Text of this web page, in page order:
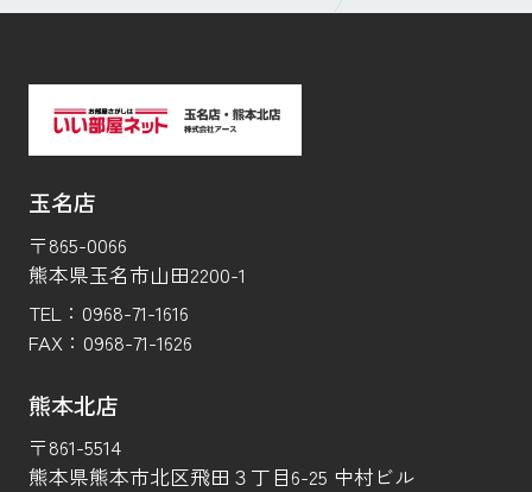
玉名店
〒865-0066
熊本県玉名市山田2200-1
TEL： 0968-71-1616
FAX： 0968-71-1626
熊本北店
〒861-5514
熊本県熊本市北区飛田３丁目6-25 中村ビル